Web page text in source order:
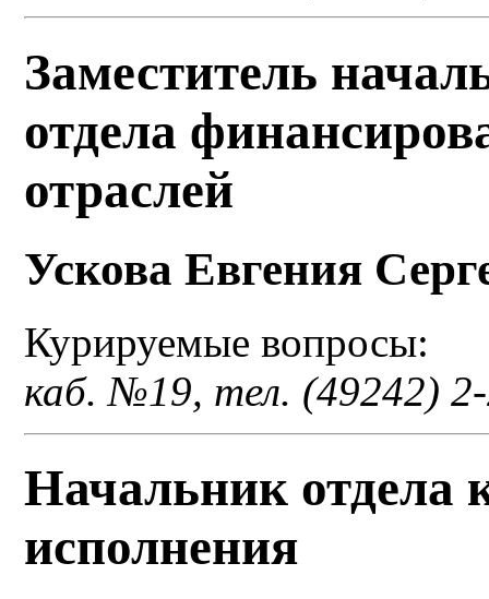
Заместитель
отдела
отраслей
Ускова Евгения
Курируемые вопросы:
каб. №19, тел. (49242)
Начальник отдела
исполнения